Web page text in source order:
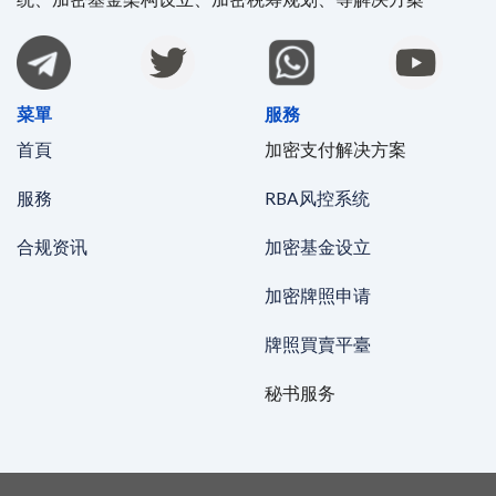
菜單
首頁
服務
合规资讯
服務
加密支付解决方案
RBA风控系统
加密基金设立
加密牌照申请
牌照買賣平臺
秘书服务